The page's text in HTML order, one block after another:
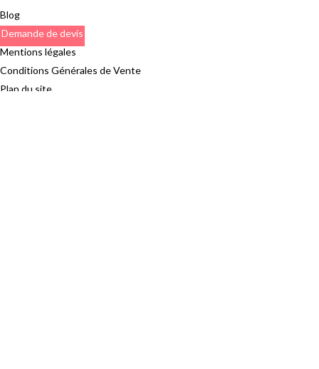
Blog
Demande de devis
Mentions légales
Conditions Générales de Vente
Plan du site